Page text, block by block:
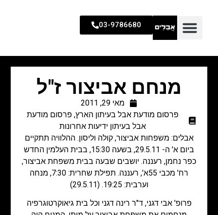
03-9786680
מנחם אביצור ז"ל
מאי 29, 2011
פרסום מודעת אבל בעיתון הארץ, פרסום מודעת
אבל בעיתון ידיעות אחרונות
אבלים: משפחות אביצור, קולה וליסון. ההלוויה תתקיים
ביום א' ה- 29.5.11, בשעה 15:30, בבית העלמין החדש
כפר נחמן, רעננה. יושבים שבעה בבית משפחת אביצור,
רח' מכבי 55א', רעננה. תפילת שחרית: 7:30, מנחה
וערבית: 19:25. (29.5.11)
פרופ' אבי דגני, ד"ר רינה דגני וכל בית גיאוקרטוגרפיה